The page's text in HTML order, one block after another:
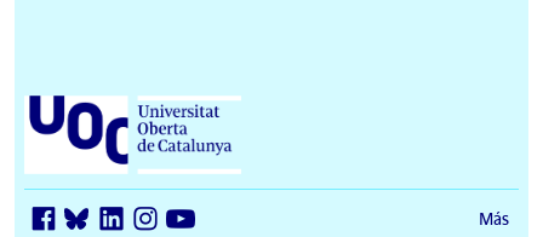
Universitat Oberta de Catalunya (UOC)
Más